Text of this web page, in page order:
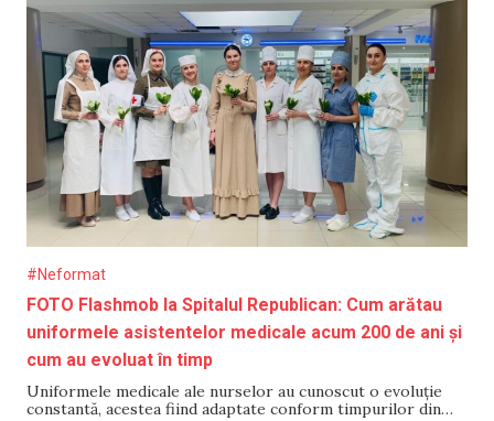
#Neformat
FOTO Flashmob la Spitalul Republican: Cum arătau
uniformele asistentelor medicale acum 200 de ani și
cum au evoluat în timp
Uniformele medicale ale nurselor au cunoscut o evoluție
constantă, acestea fiind adaptate conform timpurilor din